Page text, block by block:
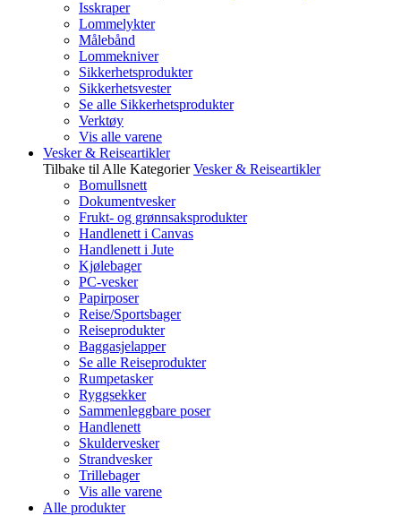
Isskraper
Lommelykter
Målebånd
Lommekniver
Sikkerhetsprodukter
Sikkerhetsvester
Se alle Sikkerhetsprodukter
Verktøy
Vis alle varene
Vesker & Reiseartikler
Tilbake til Alle Kategorier Vesker & Reiseartikler
Bomullsnett
Dokumentvesker
Frukt- og grønnsaksprodukter
Handlenett i Canvas
Handlenett i Jute
Kjølebager
PC-vesker
Papirposer
Reise/Sportsbager
Reiseprodukter
Baggasjelapper
Se alle Reiseprodukter
Rumpetasker
Ryggsekker
Sammenleggbare poser
Handlenett
Skuldervesker
Strandvesker
Trillebager
Vis alle varene
Alle produkter